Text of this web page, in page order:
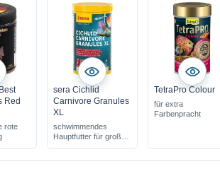
Red
rote
sera Cichlid
Carnivore Granules
XL
schwimmendes
Hauptfutter für große
TetraPro Colour
für extra
Farbenpracht